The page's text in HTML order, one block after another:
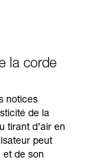
la corde
notices
de la
tirant d’air en
peut
et de son